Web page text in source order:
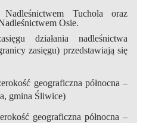
Tuchola oraz
Osie.
działania nadleśnictwa
zasięgu) przedstawiają się
geograficzna północna –
gmina Śliwice)
geograficzna północna –